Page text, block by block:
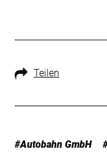
Teilen
#Autobahn GmbH